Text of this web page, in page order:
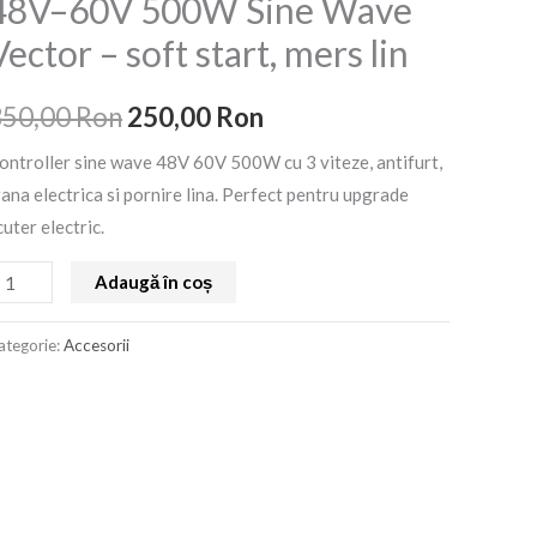
500W Sine Wave
– soft start, mers lin
Ron350,00 Ron.
250,00 Ron
este:
250,00 Ron.
sine wave 48V 60V 500W cu 3 viteze, antifurt,
electrica si pornire lina. Perfect pentru upgrade
electric.
Adaugă în coș
Accesorii